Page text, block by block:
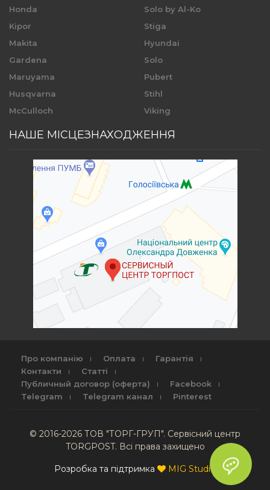
Honda
Kipor
Makita
Gardena
Maruyama
Husqvarna
McCulloch
Solo by Al-Ko
Stiga
Hyundai
Solo
Pubert
Stihl
Viking
НАШЕ МІСЦЕЗНАХОДЖЕННЯ
Про компанію Оплата
Гарантія
Контакти
Статті
Публичный договор (оферта)
Facebook
Telegram
Telegram канал Pinterest
© 2016-2026 ТОВ "ТОРГ-ГРУП". Сервісний центр
TORGPOST. Всі права захищено
Розробка та підтримка MIG Studio